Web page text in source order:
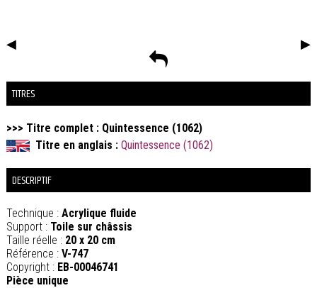
◀ ▶
TITRES
>>> Titre complet : Quintessence (1062)
Titre en anglais : Quintessence (1062)
DESCRIPTIF
Technique : Acrylique fluide
Support : Toile sur châssis
Taille réelle : 20 x 20 cm
Référence : V-747
Copyright : EB-00046741
Pièce unique